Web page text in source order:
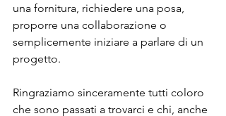
una fornitura, richiedere una posa,
proporre una collaborazione o
semplicemente iniziare a parlare di un
progetto.
Ringraziamo sinceramente tutti coloro
che sono passati a trovarci e chi, anche